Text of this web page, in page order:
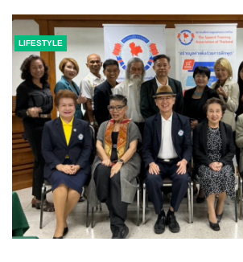
LIFESTYLE